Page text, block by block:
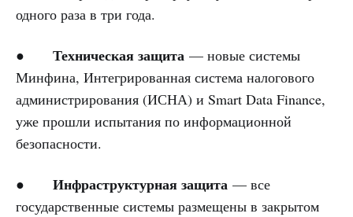
одного раза в три года.
● Техническая защита — новые системы
Минфина, Интегрированная система налогового
администрирования (ИСНА) и Smart Data Finance,
уже прошли испытания по информационной
безопасности.
● Инфраструктурная защита — все
государственные системы размещены в закрытом